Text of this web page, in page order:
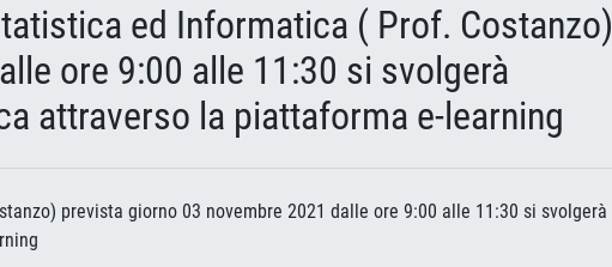
ed Informatica ( Prof. Costanzo)
ore 9:00 alle 11:30 si svolgerà
attraverso la piattaforma e-learning
prevista giorno 03 novembre 2021 dalle ore 9:00 alle 11:30 si svolgerà